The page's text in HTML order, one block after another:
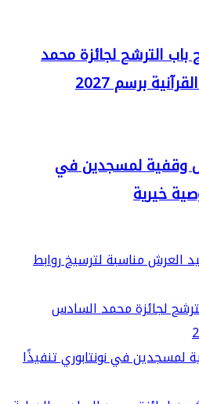
لجائزة محمد
2027
لمسجدين في